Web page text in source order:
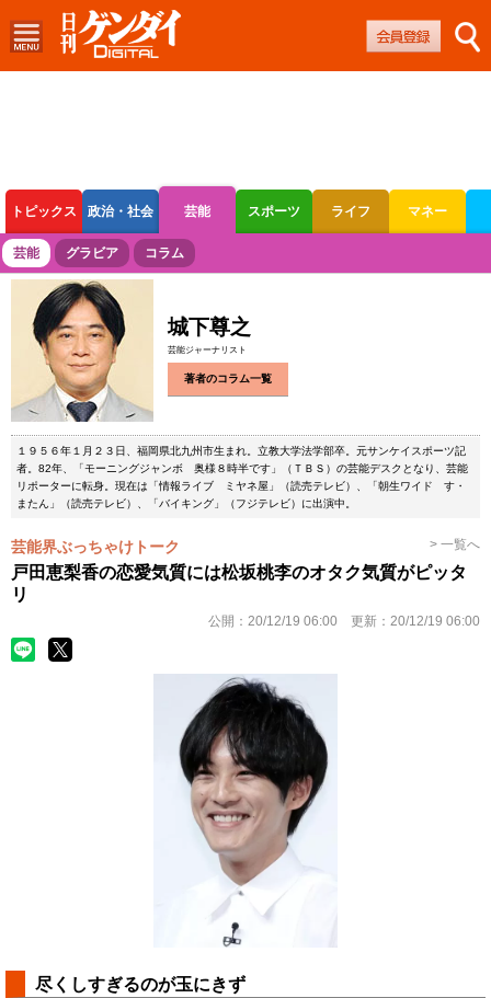
トピックス 政治・社会 芸能 スポーツ ライフ マネー
ボートレース 競輪 オートレース
芸能 グラビア コラム
城下尊之
芸能ジャーナリスト
著者のコラム一覧
１９５６年１月２３日、福岡県北九州市生まれ。立教大学法学部卒。元サンケイスポーツ記
者。82年、「モーニングジャンボ 奥様８時半です」（ＴＢＳ）の芸能デスクとなり、芸能
リポーターに転身。現在は「情報ライブ ミヤネ屋」（読売テレビ）、「朝生ワイド す・
またん」（読売テレビ）、「バイキング」（フジテレビ）に出演中。
芸能界ぶっちゃけトーク > 一覧へ
戸田恵梨香の恋愛気質には松坂桃李のオタク気質がピッタ
リ
公開： 20/12/19 06:00 更新： 20/12/19 06:00
尽くしすぎるのが玉にきず